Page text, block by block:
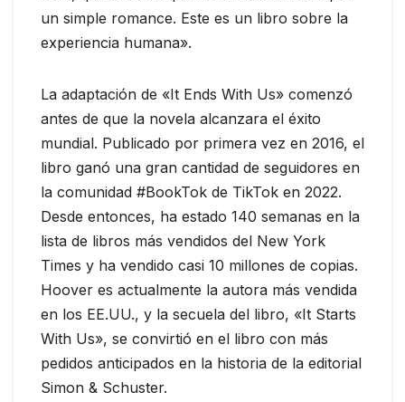
un simple romance. Este es un libro sobre la
experiencia humana».
La adaptación de «It Ends With Us» comenzó
antes de que la novela alcanzara el éxito
mundial. Publicado por primera vez en 2016, el
libro ganó una gran cantidad de seguidores en
la comunidad #BookTok de TikTok en 2022.
Desde entonces, ha estado 140 semanas en la
lista de libros más vendidos del New York
Times y ha vendido casi 10 millones de copias.
Hoover es actualmente la autora más vendida
en los EE.UU., y la secuela del libro, «It Starts
With Us», se convirtió en el libro con más
pedidos anticipados en la historia de la editorial
Simon & Schuster.